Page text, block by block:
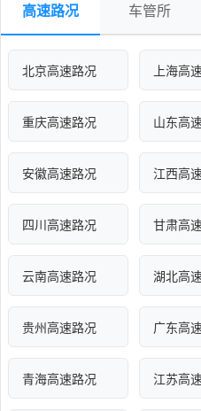
高速路况 车管所
北京高速路况 上海高
重庆高速路况 山东高
安徽高速路况 江西高
四川高速路况 甘肃高
云南高速路况 湖北高
贵州高速路况 广东高
青海高速路况 江苏高